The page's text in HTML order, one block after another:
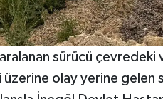
sürücü çevredeki
üzerine olay yerine gelen